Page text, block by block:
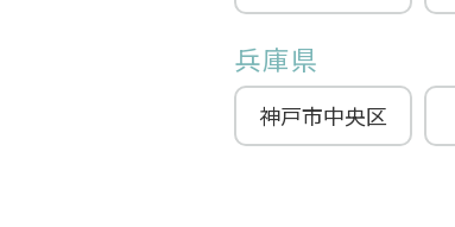
兵庫県
神戸市中央区